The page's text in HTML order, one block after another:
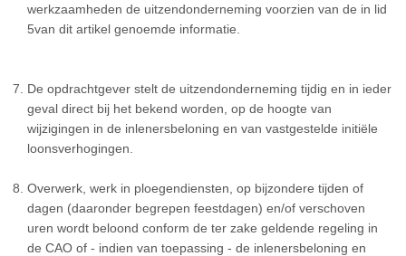
werkzaamheden de uitzendonderneming voorzien van de in lid
5van dit artikel genoemde informatie.
De opdrachtgever stelt de uitzendonderneming tijdig en in ieder
geval direct bij het bekend worden, op de hoogte van
wijzigingen in de inlenersbeloning en van vastgestelde initiële
loonsverhogingen.
Overwerk, werk in ploegendiensten, op bijzondere tijden of
dagen (daaronder begrepen feestdagen) en/of verschoven
uren wordt beloond conform de ter zake geldende regeling in
de CAO of - indien van toepassing - de inlenersbeloning en